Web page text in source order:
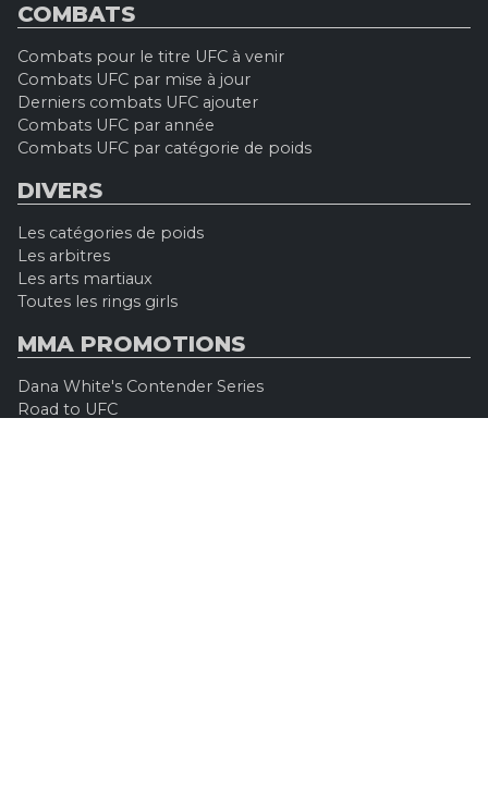
COMBATS
Combats pour le titre UFC à venir
Combats UFC par mise à jour
Derniers combats UFC ajouter
Combats UFC par année
Combats UFC par catégorie de poids
DIVERS
Les catégories de poids
Les arbitres
Les arts martiaux
Toutes les rings girls
MMA PROMOTIONS
Dana White's Contender Series
Road to UFC